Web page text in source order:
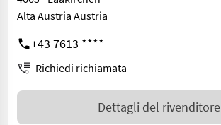
Alta Austria Austria
+43 7613 ****
Richiedi richiamata
Dettagli del rivenditore